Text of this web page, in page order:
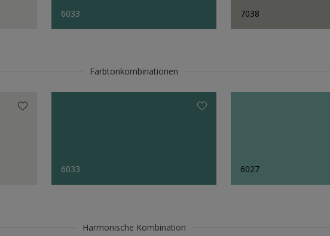
6033 7038
Farbtonkombinationen
6033 6027
Harmonische Kombination